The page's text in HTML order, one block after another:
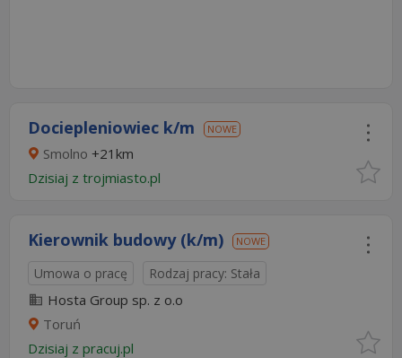
Dociepleniowiec k/m NOWE
Smolno +21km
Dzisiaj z trojmiasto.pl
Kierownik budowy (k/m) NOWE
Umowa o pracę Rodzaj pracy: Stała
Hosta Group sp. z o.o
Toruń
Dzisiaj z pracuj.pl